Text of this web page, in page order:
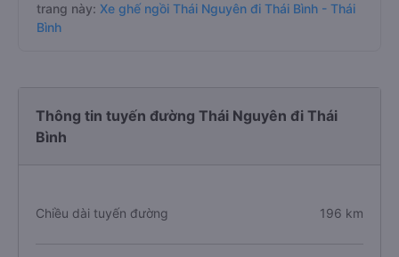
trang này: Xe ghế ngồi Thái Nguyên đi Thái Bình - Thái
Bình
Thông tin tuyến đường Thái Nguyên đi Thái
Bình
Chiều dài tuyến đường 196 km